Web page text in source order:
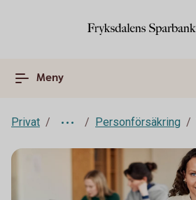
Meny
Privat Personförsäkring